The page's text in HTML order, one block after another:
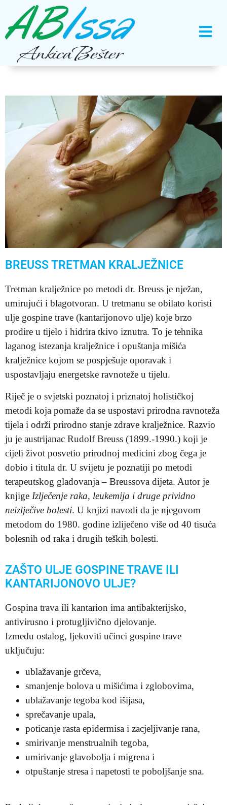
BREUSS TRETMAN KRALJEŽNICE
Tretman kralježnice po metodi dr. Breuss je nježan,
umirujući i blagotvoran. U tretmanu se obilato koristi
ulje gospine trave (kantarijonovo ulje) koje brzo
prodire u tijelo i hidrira tkivo iznutra. To je tehnika
laganog istezanja kralježnice i opuštanja mišića
kralježnice kojom se pospješuje oporavak i
uspostavljaju energetske ravnoteže u tijelu.
Riječ je o svjetski poznatoj i priznatoj holističkoj
metodi koja pomaže da se uspostavi prirodna ravnoteža
tijela i održi prirodno stanje zdrave kralježnice. Razvio
ju je austrijanac Rudolf Breuss (1899.-1990.) koji je
cijeli život posvetio prirodnoj medicini zbog čega je
dobio i titula dr. U svijetu je poznatiji po metodi
terapeutskog gladovanja – Breussova dijeta. Autor je
knjige Izlječenje raka, leukemija i druge prividno
neizlječive bolesti. U knjizi navodi da je njegovom
metodom do 1980. godine izliječeno više od 40 tisuća
bolesnih od raka i drugih teških bolesti.
ZAŠTO ULJE GOSPINE TRAVE ILI
KANTARIJONOVO ULJE?
Gospina trava ili kantarion ima antibakterijsko,
antivirusno i protugljivično djelovanje.
Između ostalog, ljekoviti učinci gospine trave
uključuju:
ublažavanje grčeva,
smanjenje bolova u mišićima i zglobovima,
ublažavanje tegoba kod išijasa,
sprečavanje upala,
poticanje rasta epidermisa i zacjeljivanje rana,
smirivanje menstrualnih tegoba,
umirivanje glavobolja i migrena i
otpuštanje stresa i napetosti te poboljšanje sna.